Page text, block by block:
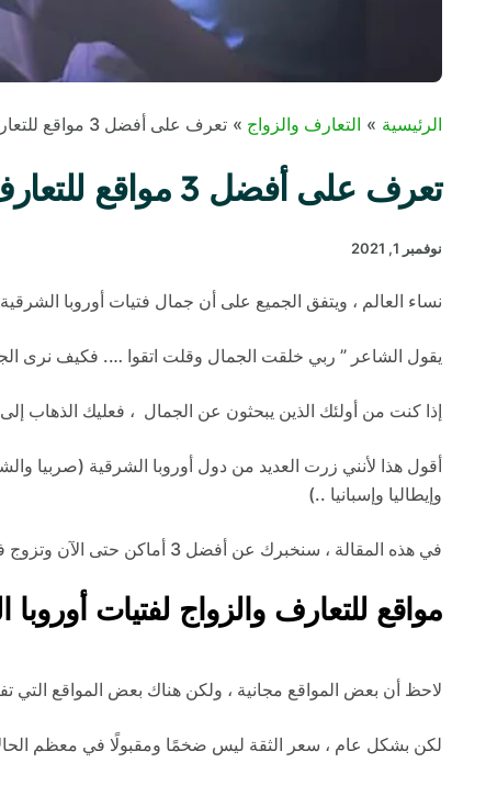
الرئيسية التعارف والزواج تعرف على أفضل 3 مواقع للتعارف وزواج للفتيات صربيات والروسية والشيشانية
تعرف على أفضل 3 مواقع للتعارف وزواج للفتيات صربيات والروسية والشيشانية
نوفمبر 1, 2021
مواقع التعارف
نساء العالم ، ويتفق الجميع على أن جمال فتيات أوروبا
يقول الشاعر ” ربي خلقت الجمال وقلت اتقوا …. فكيف نرى
إذا كنت من أولئك الذين يبحثون عن الجمال ، فعليك الذهاب
أقول هذا لأنني زرت العديد من دول أوروبا الشرقية (صربيا
وإيطاليا وإسبانيا ..)
في هذه المقالة ، سنخبرك عن أفضل 3 أماكن حتى الآن وتزوج فتيات من أوروبا الشرقية.
مواقع للتعارف والزواج لفتيات أوروبا
لاحظ أن بعض المواقع مجانية ، ولكن هناك بعض المواقع التي
لكن بشكل عام ، سعر الثقة ليس ضخمًا ومقبولًا في معظم